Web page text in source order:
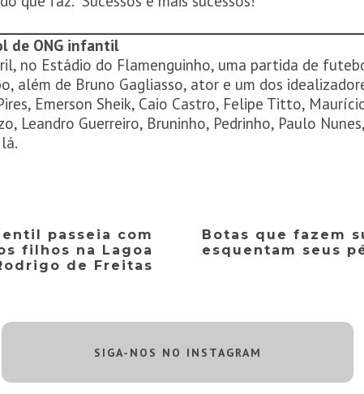
de ONG infantil
no Estádio do Flamenguinho, uma partida de
além de Bruno Gagliasso, ator e um dos
Emerson Sheik, Caio Castro, Felipe Titto,
Leandro Guerreiro, Bruninho, Pedrinho, Paulo
passeia com
filhos na Lagoa
de Freitas
Botas que fazem
esquentam seus
SIGA-NOS NO INSTAGRAM